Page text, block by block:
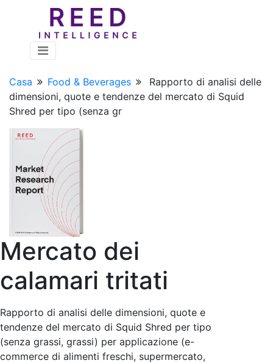
Casa Food & Beverages
Rapporto di analisi delle
dimensioni, quote e tendenze del mercato di Squid
Shred per tipo (senza gr
Mercato dei
calamari tritati
Rapporto di analisi delle dimensioni, quote e
tendenze del mercato di Squid Shred per tipo
(senza grassi, grassi) per applicazione (e-
commerce di alimenti freschi, supermercato,